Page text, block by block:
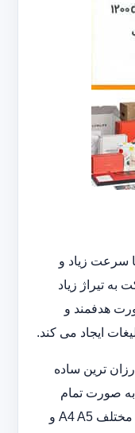
سرعت زیاد و
به تیراژ زیاد
هدفمند و
ایجاد می کند.
ترین ساده
به صورت تمام
رنگی یا سیاه و سفید در انواع و سایزهای مختلف A4 A5 و